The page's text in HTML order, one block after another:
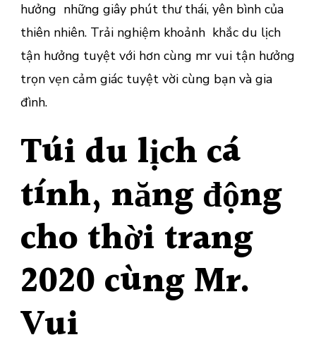
Vui
hưởng những giây phút thư thái, yên bình của
thiên nhiên. Trải nghiệm khoảnh khắc du lịch
tận hưởng tuyệt với hơn cùng mr vui tận hưởng
trọn vẹn cảm giác tuyệt vời cùng bạn và gia
đình.
Túi du lịch cá
tính, năng động
cho thời trang
2020 cùng Mr.
Vui